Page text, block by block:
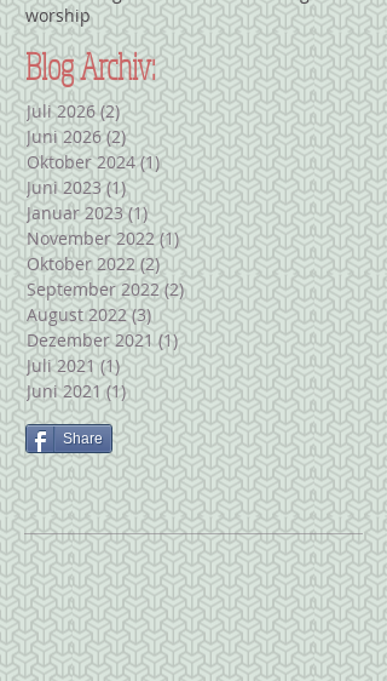
worship
Blog Archiv:
Juli 2026 (2)2 Beiträge
Juni 2026 (2)2 Beiträge
Oktober 2024 (1)1 Beitrag
Juni 2023 (1)1 Beitrag
Januar 2023 (1)1 Beitrag
November 2022 (1)1 Beitrag
Oktober 2022 (2)2 Beiträge
September 2022 (2)2 Beiträge
August 2022 (3)3 Beiträge
Dezember 2021 (1)1 Beitrag
Juli 2021 (1)1 Beitrag
Juni 2021 (1)1 Beitrag
Share